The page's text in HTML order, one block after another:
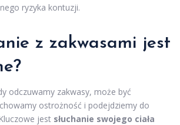
ryzyka kontuzji.
z zakwasami jest
odczuwamy zakwasy, może być
ostrożność i podejdziemy do
jest słuchanie swojego ciała